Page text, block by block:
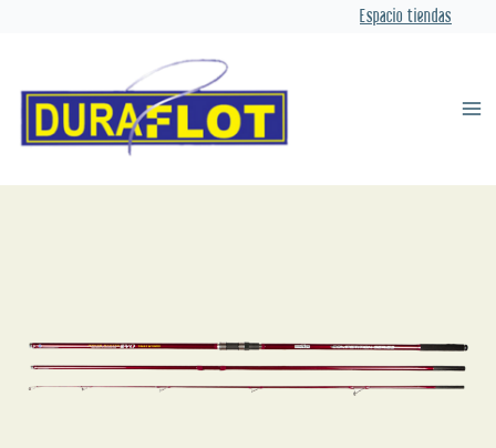
Espacio tiendas